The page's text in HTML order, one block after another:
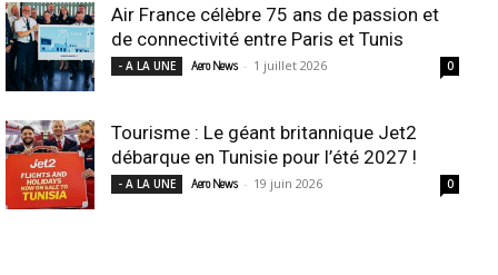
Air France célèbre 75 ans de passion et
de connectivité entre Paris et Tunis
- A LA UNE Aero News - 1 juillet 2026 0
Tourisme : Le géant britannique Jet2
débarque en Tunisie pour l’été 2027 !
- A LA UNE Aero News - 19 juin 2026 0